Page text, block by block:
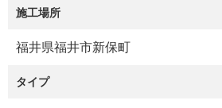
施工場所
福井県福井市新保町
タイプ